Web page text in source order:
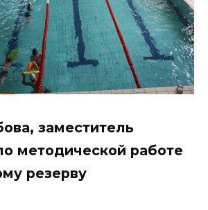
заместитель
методической работе
резерву